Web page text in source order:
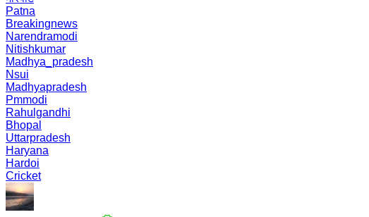
Patna
Breakingnews
Narendramodi
Nitishkumar
Madhya_pradesh
Nsui
Madhyapradesh
Pmmodi
Rahulgandhi
Bhopal
Uttarpradesh
Haryana
Hardoi
Cricket